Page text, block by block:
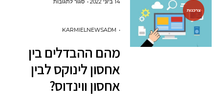
צרכנות
14 ביוני 2022 סגור לתגובות
אחסון
לינוקס
לבין
KARMIELNEWSADM
מהם ההבדלים בין
אחסון לינוקס לבין
אחסון ווינדוס?